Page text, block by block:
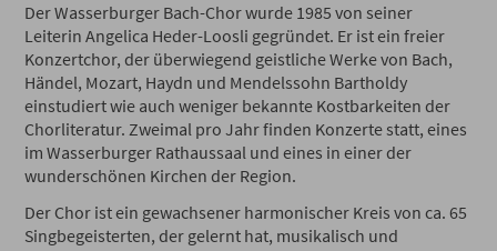
Der Wasserburger Bach-Chor wurde 1985 von seiner
Leiterin Angelica Heder-Loosli gegründet. Er ist ein freier
Konzertchor, der überwiegend geistliche Werke von Bach,
Händel, Mozart, Haydn und Mendelssohn Bartholdy
einstudiert wie auch weniger bekannte Kostbarkeiten der
Chorliteratur. Zweimal pro Jahr finden Konzerte statt, eines
im Wasserburger Rathaussaal und eines in einer der
wunderschönen Kirchen der Region.
Der Chor ist ein gewachsener harmonischer Kreis von ca. 65
Singbegeisterten, der gelernt hat, musikalisch und